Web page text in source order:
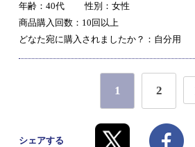
年齢：40代
性別：女性
商品購入回数：10回以上
どなた宛に購入されましたか？：自分用
1 2
シェアする